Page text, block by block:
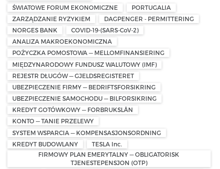
ŚWIATOWE FORUM EKONOMICZNE
PORTUGALIA
ZARZĄDZANIE RYZYKIEM
DAGPENGER - PERMITTERING
NORGES BANK
COVID-19-(SARS-CoV-2)
ANALIZA MAKROEKONOMICZNA
POŻYCZKA POMOSTOWA — MELLOMFINANSIERING
MIĘDZYNARODOWY FUNDUSZ WALUTOWY (IMF)
REJESTR DŁUGÓW — GJELDSREGISTERET
UBEZPIECZENIE FIRMY — BEDRIFTSFORSIKRING
UBEZPIECZENIE SAMOCHODU — BILFORSIKRING
KREDYT GOTÓWKOWY — FORBRUKSLÅN
KONTO — TANIE PRZELEWY
SYSTEM WSPARCIA — KOMPENSASJONSORDNING
KREDYT BUDOWLANY
TESLA Inc.
FIRMOWY PLAN EMERYTALNY — OBLIGATORISK
TJENESTEPENSJON (OTP)